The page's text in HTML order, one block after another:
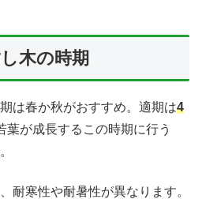
木の時期
は春か秋がおすすめ。適期は4
葉が成長するこの時期に行う
耐寒性や耐暑性が異なります。